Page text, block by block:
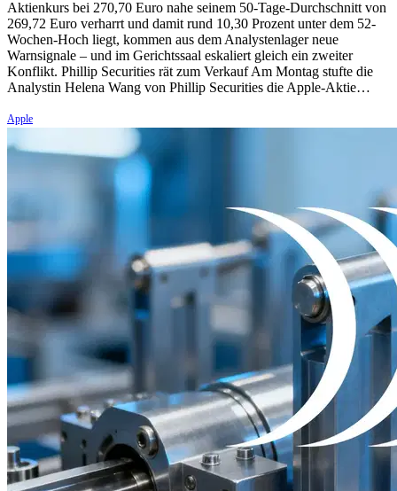
Aktienkurs bei 270,70 Euro nahe seinem 50-Tage-Durchschnitt von
269,72 Euro verharrt und damit rund 10,30 Prozent unter dem 52-
Wochen-Hoch liegt, kommen aus dem Analystenlager neue
Warnsignale – und im Gerichtssaal eskaliert gleich ein zweiter
Konflikt. Phillip Securities rät zum Verkauf Am Montag stufte die
Analystin Helena Wang von Phillip Securities die Apple-Aktie…
Apple